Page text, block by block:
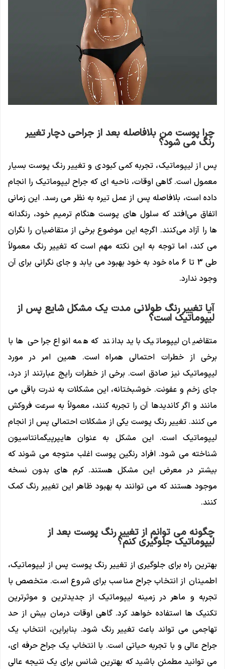
چرا پوست من بلافاصله بعد از جراحی دچار تغییر
رنگ می شود؟
پس از لیپوماتیک، تجربه کمی کبودی و تغییر رنگ پوست بسیار
معمول است. گاهی اوقات، ناحیه ای که جراح لیپوماتیک را انجام
داده است، بلافاصله پس از عمل تیره به نظر می رسد. این زمانی
اتفاق می‌افتد که سلول ‌های پوست هنگام ترمیم خود، رنگدانه‌
ها را آزاد می‌کنند. اگرچه این موضوع برخی از متقاضیان را نگران
می کند، اما توجه به این نکته مهم است که تغییر رنگ معمولاً
طی 3 تا 6 ماه خود به خود بهبود می یابد و جای نگرانی برای آن
وجود ندارد.
آیا تغییر رنگ طولانی مدت یک مشکل شایع پس از
لیپوماتیک است؟
متقاضیان لیپوماتیک باید بدانند که همه انواع جراحی ها با
برخی از خطرات احتمالی همراه است. همین امر در مورد
لیپوماتیک نیز صادق است. برخی از خطرات رایج عبارتند از درد،
جای زخم و عفونت. خوشبختانه، این مشکلات به ندرت باقی می
مانند و اگر کاندیدها آن را تجربه کنند، معمولاً به سرعت فروکش
می کنند. تغییر رنگ پوست یکی از مشکلات احتمالی پس از انجام
لیپوماتیک است. این مشکل به عنوان هایپرپیگمانتاسیون
شناخته می شود. افراد رنگین پوست اغلب متوجه می شوند که
بیشتر در معرض این مشکل هستند. کرم های بدون نسخه
موجود هستند که می توانند به بهبود ظاهر این تغییر رنگ کمک
کنند.
چگونه می توانم از تغییر رنگ پوست بعد از
لیپوماتیک جلوگیری کنم؟
بهترین راه برای جلوگیری از تغییر رنگ پوست پس از لیپوماتیک،
اطمینان از انتخاب جراح مناسب برای شروع است. متخصص با
تجربه و ماهر در زمینه لیپوماتیک از جدیدترین و موثرترین
تکنیک ها استفاده خواهد کرد. گاهی اوقات درمان بیش از حد
تهاجمی می تواند باعث تغییر رنگ شود. بنابراین، انتخاب یک
جراح عالی و با تجربه حیاتی است. با انتخاب یک جراح حرفه ای،
می توانید مطمئن باشید که بهترین شانس برای یک نتیجه عالی